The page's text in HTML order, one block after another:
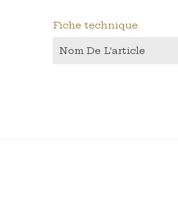
Fiche technique
Nom De L'article